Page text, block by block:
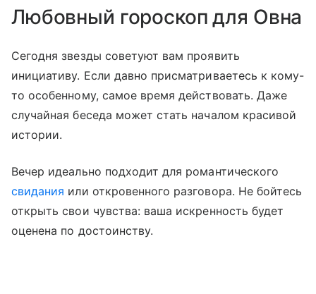
Любовный гороскоп для Овна
Сегодня звезды советуют вам проявить
инициативу. Если давно присматриваетесь к кому-
то особенному, самое время действовать. Даже
случайная беседа может стать началом красивой
истории.
Вечер идеально подходит для романтического
свидания или откровенного разговора. Не бойтесь
открыть свои чувства: ваша искренность будет
оценена по достоинству.